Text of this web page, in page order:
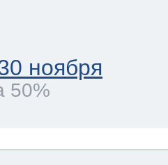
ноября
50%